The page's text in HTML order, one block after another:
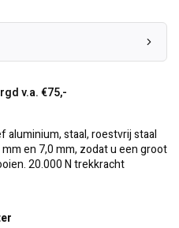
v.a. €75,-
aluminium, staal, roestvrij staal
en 7,0 mm, zodat u een groot
20.000 N trekkracht